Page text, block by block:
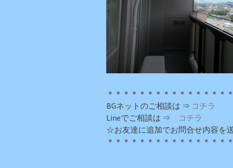
＊＊＊＊＊＊＊＊＊＊＊＊＊＊＊
BGネットのご相談は ⇒ コチラ
Lineでご相談は ⇒ コチラ
☆お友達に追加でお問合せ内容を
＊＊＊＊＊＊＊＊＊＊＊＊＊＊＊